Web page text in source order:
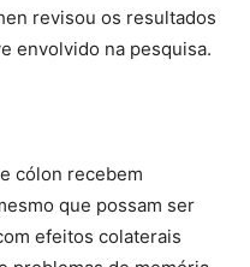
revisou os resultados
envolvido na pesquisa.
cólon recebem
que possam ser
efeitos colaterais